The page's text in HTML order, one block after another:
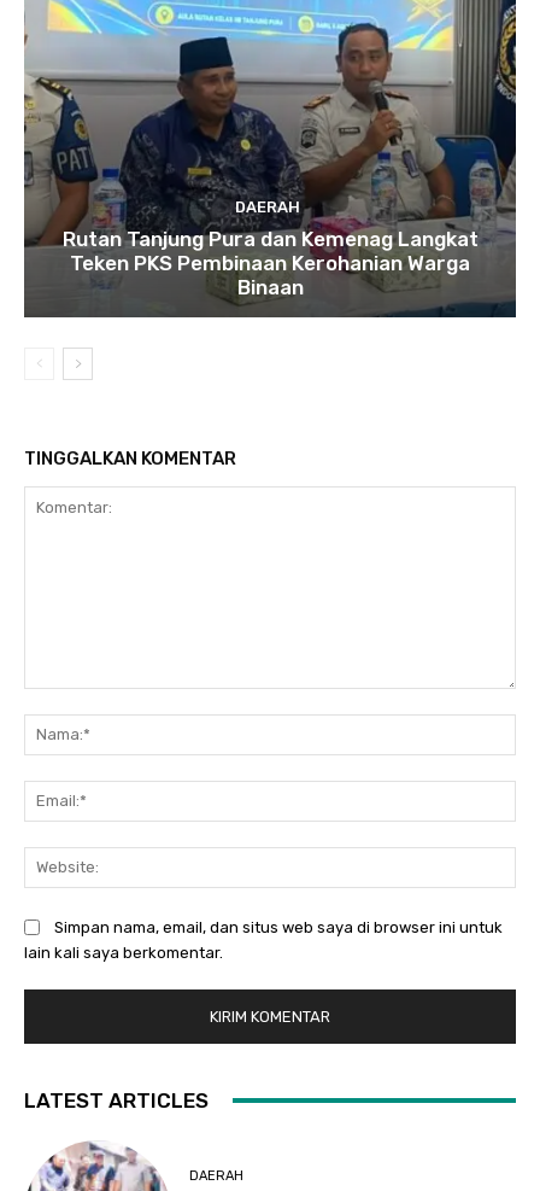
DAERAH
Rutan Tanjung Pura dan Kemenag Langkat
Teken PKS Pembinaan Kerohanian Warga
Binaan
TINGGALKAN KOMENTAR
Simpan nama, email, dan situs web saya di browser ini untuk
lain kali saya berkomentar.
LATEST ARTICLES
DAERAH